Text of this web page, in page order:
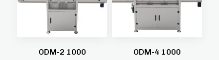
ODM-2 1000 ODM-4 1000